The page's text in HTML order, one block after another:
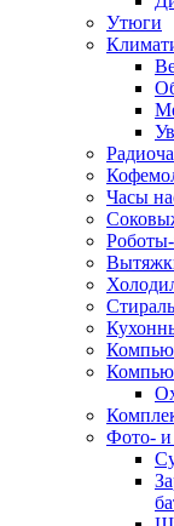
Утюги
Часы
Фото- и